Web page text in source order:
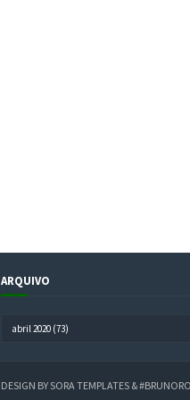
ARQUIVO
DESIGN BYSORA TEMPLATES &